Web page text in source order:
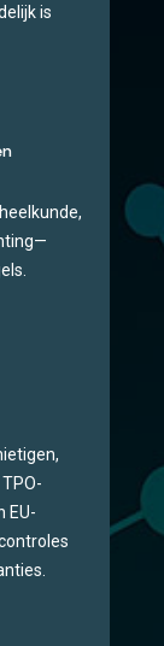
is
EU-